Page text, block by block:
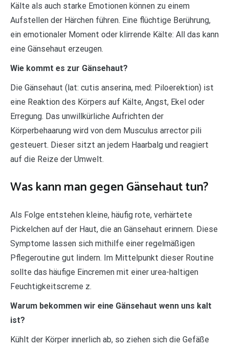
Kälte als auch starke Emotionen können zu einem
Aufstellen der Härchen führen. Eine flüchtige Berührung,
ein emotionaler Moment oder klirrende Kälte: All das kann
eine Gänsehaut erzeugen.
Wie kommt es zur Gänsehaut?
Die Gänsehaut (lat: cutis anserina, med: Piloerektion) ist
eine Reaktion des Körpers auf Kälte, Angst, Ekel oder
Erregung. Das unwillkürliche Aufrichten der
Körperbehaarung wird von dem Musculus arrector pili
gesteuert. Dieser sitzt an jedem Haarbalg und reagiert
auf die Reize der Umwelt.
Was kann man gegen Gänsehaut tun?
Als Folge entstehen kleine, häufig rote, verhärtete
Pickelchen auf der Haut, die an Gänsehaut erinnern. Diese
Symptome lassen sich mithilfe einer regelmäßigen
Pflegeroutine gut lindern. Im Mittelpunkt dieser Routine
sollte das häufige Eincremen mit einer urea-haltigen
Feuchtigkeitscreme z.
Warum bekommen wir eine Gänsehaut wenn uns kalt
ist?
Kühlt der Körper innerlich ab, so ziehen sich die Gefäße